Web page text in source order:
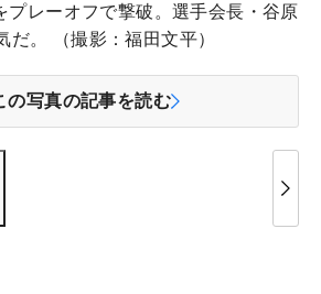
プレーオフで撃破。選手会長・谷原
。 （撮影：福田文平）
の写真の記事を読む